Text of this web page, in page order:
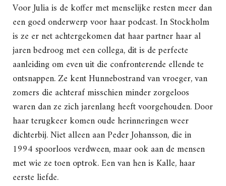
Voor Julia is de koffer met menselijke resten meer dan
een goed onderwerp voor haar podcast. In Stockholm
is ze er net achtergekomen dat haar partner haar al
jaren bedroog met een collega, dit is de perfecte
aanleiding om even uit die confronterende ellende te
ontsnappen. Ze kent Hunnebostrand van vroeger, van
zomers die achteraf misschien minder zorgeloos
waren dan ze zich jarenlang heeft voorgehouden. Door
haar terugkeer komen oude herinneringen weer
dichterbij. Niet alleen aan Peder Johansson, die in
1994 spoorloos verdween, maar ook aan de mensen
met wie ze toen optrok. Een van hen is Kalle, haar
eerste liefde.